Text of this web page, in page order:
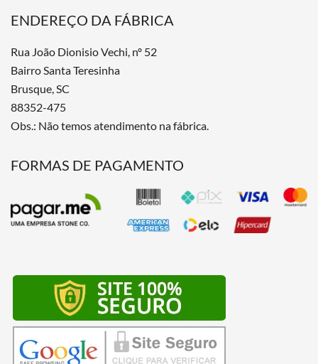
ENDEREÇO DA FÁBRICA
Rua João Dionisio Vechi, nº 52
Bairro Santa Teresinha
Brusque, SC
88352-475
Obs.: Não temos atendimento na fábrica.
FORMAS DE PAGAMENTO